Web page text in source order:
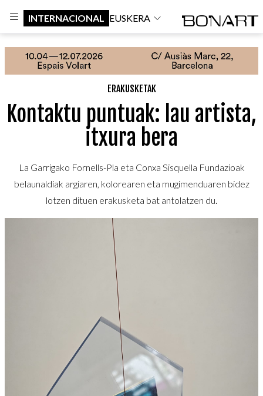
INTERNACIONAL EUSKERA
ERAKUSKETAK
Kontaktu puntuak: lau artista,
itxura bera
La Garrigako Fornells-Pla eta Conxa Sisquella Fundazioak
belaunaldiak argiaren, kolorearen eta mugimenduaren bidez
lotzen dituen erakusketa bat antolatzen du.